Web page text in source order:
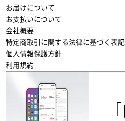
お届けについて
お支払いについて
会社概要
特定商取引に関する法律に基づく表記
個人情報保護方針
利用規約